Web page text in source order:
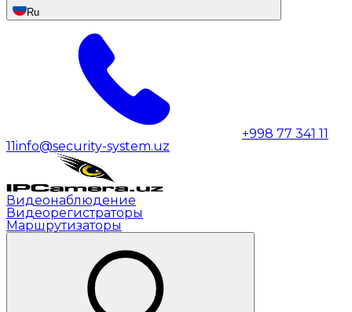
Ru
+998 77 341 11
11info@security-system.uz
Видеонаблюдение
Видеорегистраторы
Маршрутизаторы